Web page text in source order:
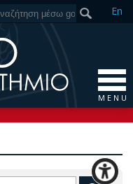
En
M E N U